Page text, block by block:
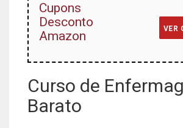
Cupons
Desconto
Amazon
VER
Curso de
Barato